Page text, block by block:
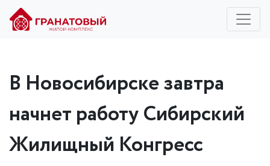
В Новосибирске завтра
начнет работу Сибирский
Жилищный Конгресс